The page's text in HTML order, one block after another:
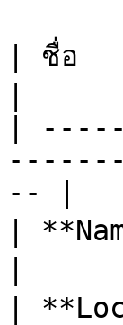
| ชื่อ
|
-- |
|
|